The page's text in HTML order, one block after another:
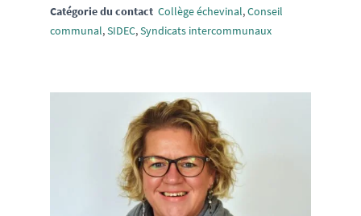
Catégorie du contact Collège échevinal,Conseil
communal,SIDEC,Syndicats intercommunaux